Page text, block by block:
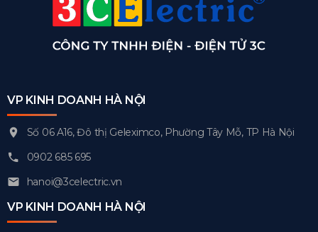
VP KINH DOANH HÀ NỘI
Số 06 A16, Đô thị Geleximco, Phường Tây Mỗ, TP Hà Nội
0902 685 695
hanoi@3celectric.vn
VP KINH DOANH HÀ NỘI